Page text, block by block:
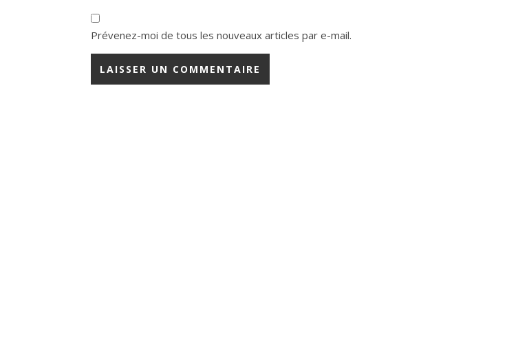
Prévenez-moi de tous les nouveaux articles par e-mail.